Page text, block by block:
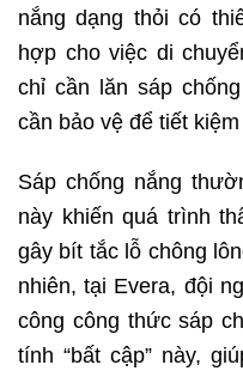
nắng dạng thỏi có
hợp cho việc di
chỉ cần lăn sáp
cần bảo vệ để tiết
Sáp chống nắng
này khiến quá trình
gây bít tắc lỗ chông
nhiên, tại Evera, đội
công công thức sáp
tính “bất cập” này,